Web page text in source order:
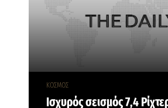
ΚΟΣΜΟΣ
Ισχυρός σεισμός 7,4